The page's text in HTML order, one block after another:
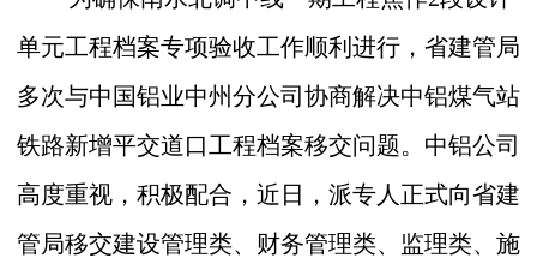
单元工程档案专项验收工作顺利进行，省建管局
多次与中国铝业中州分公司协商解决中铝煤气站
铁路新增平交道口工程档案移交问题。中铝公司
高度重视，积极配合，近日，派专人正式向省建
管局移交建设管理类、财务管理类、监理类、施